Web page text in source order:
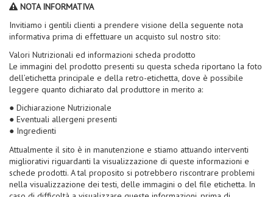
NOTA INFORMATIVA
Invitiamo i gentili clienti a prendere visione della seguente nota
informativa prima di effettuare un acquisto sul nostro sito:
Valori Nutrizionali ed informazioni scheda prodotto
Le immagini del prodotto presenti su questa scheda riportano la foto
dell’etichetta principale e della retro-etichetta, dove è possibile
leggere quanto dichiarato dal produttore in merito a:
● Dichiarazione Nutrizionale
● Eventuali allergeni presenti
● Ingredienti
Attualmente il sito è in manutenzione e stiamo attuando interventi
migliorativi riguardanti la visualizzazione di queste informazioni e
schede prodotti. A tal proposito si potrebbero riscontrare problemi
nella visualizzazione dei testi, delle immagini o del file etichetta. In